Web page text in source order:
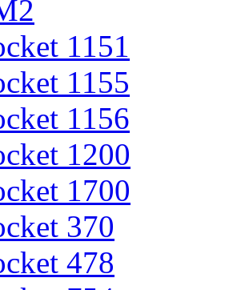
1151
1155
1156
1200
1700
370
478